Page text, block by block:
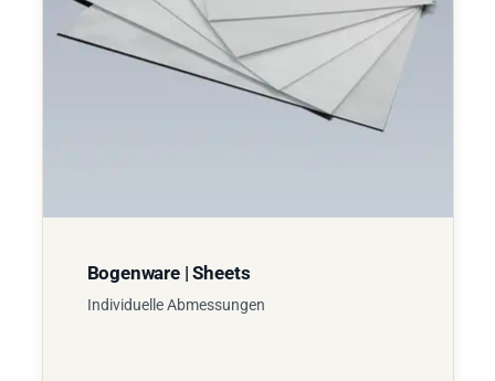
Bogenware | Sheets
Individuelle Abmessungen